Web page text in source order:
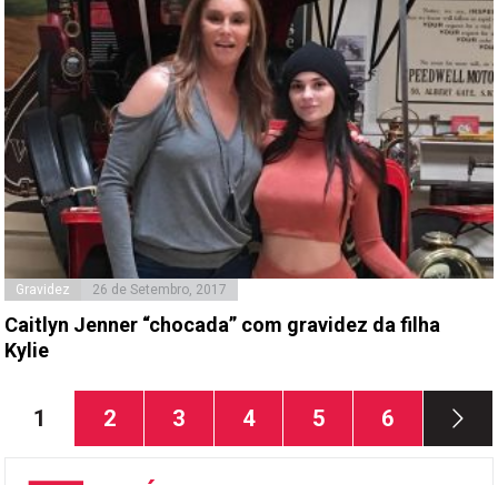
Gravidez 26 de Setembro, 2017
Caitlyn Jenner “chocada” com gravidez da filha
Kylie
Paginação
Página
1 Página
2 Página
3 Página
4 Página
5 Página
6